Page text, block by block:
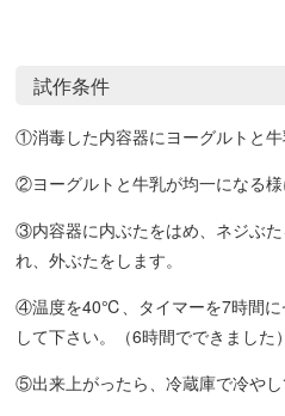
試作条件
①消毒した内容器にヨーグルトと牛
②ヨーグルトと牛乳が均一になる様
③内容器に内ぶたをはめ、ネジぶ
れ、外ぶたをします。
④温度を40℃、タイマーを7時間に
して下さい。（6時間でできました）
⑤出来上がったら、冷蔵庫で冷やし